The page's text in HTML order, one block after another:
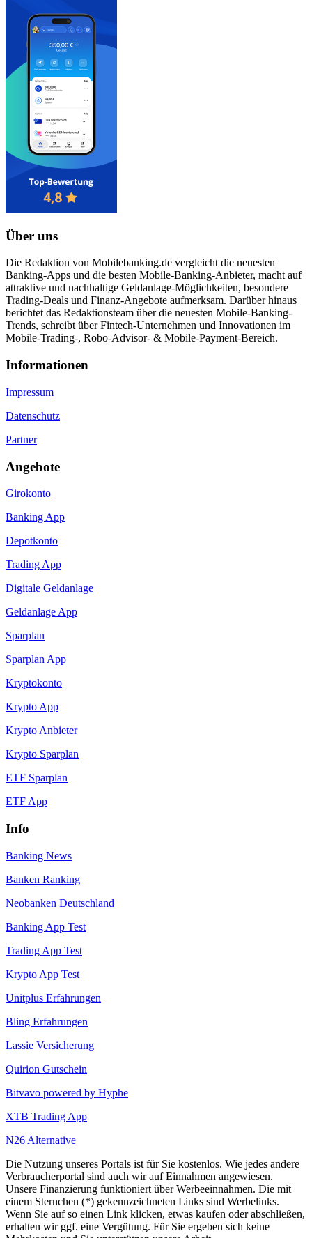
Über uns
Die Redaktion von Mobilebanking.de vergleicht die neuesten
Banking-Apps und die besten Mobile-Banking-Anbieter, macht auf
attraktive und nachhaltige Geldanlage-Möglichkeiten, besondere
Trading-Deals und Finanz-Angebote aufmerksam. Darüber hinaus
berichtet das Redaktionsteam über die neuesten Mobile-Banking-
Trends, schreibt über Fintech-Unternehmen und Innovationen im
Mobile-Trading-, Robo-Advisor- & Mobile-Payment-Bereich.
Informa­tionen
Impressum
Datenschutz
Partner
Angebote
Girokonto
Banking App
Depotkonto
Trading App
Digitale Geldanlage
Geldanlage App
Sparplan
Sparplan App
Kryptokonto
Krypto App
Krypto Anbieter
Krypto Sparplan
ETF Sparplan
ETF App
Info
Banking News
Banken Ranking
Neobanken Deutschland
Banking App Test
Trading App Test
Krypto App Test
Unitplus Erfahrungen
Bling Erfahrungen
Lassie Versicherung
Quirion Gutschein
Bitvavo powered by Hyphe
XTB Trading App
N26 Alternative
Die Nutzung unseres Portals ist für Sie kostenlos. Wie jedes andere
Verbraucherportal sind auch wir auf Einnahmen angewiesen.
Unsere Finanzierung funktioniert über Werbeeinnahmen. Die mit
einem Sternchen (*) gekennzeichneten Links sind Werbelinks.
Wenn Sie auf so einen Link klicken, etwas kaufen oder abschließen,
erhalten wir ggf. eine Vergütung. Für Sie ergeben sich keine